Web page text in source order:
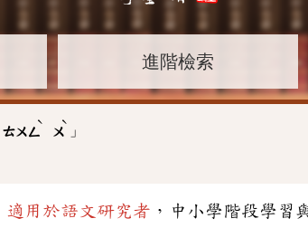
進階檢索
ㄊㄨㄥ
ˋ
ㄨ
ˋ
」
適用於語文研究者 ，中小學階段學習